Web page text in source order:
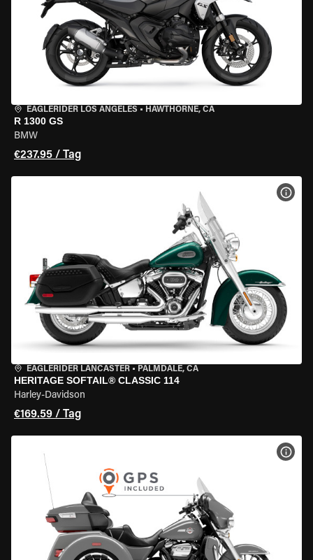
EAGLERIDER LOS ANGELES • HAWTHORNE, CA
R 1300 GS
BMW
€237.95 / Tag
EAGLERIDER LANCASTER • PALMDALE, CA
HERITAGE SOFTAIL® CLASSIC 114
Harley-Davidson
€169.59 / Tag